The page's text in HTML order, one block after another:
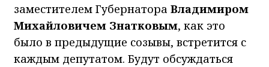
заместителем Губернатора Владимиром
Михайловичем Знатковым, как это
было в предыдущие созывы, встретится с
каждым депутатом. Будут обсуждаться